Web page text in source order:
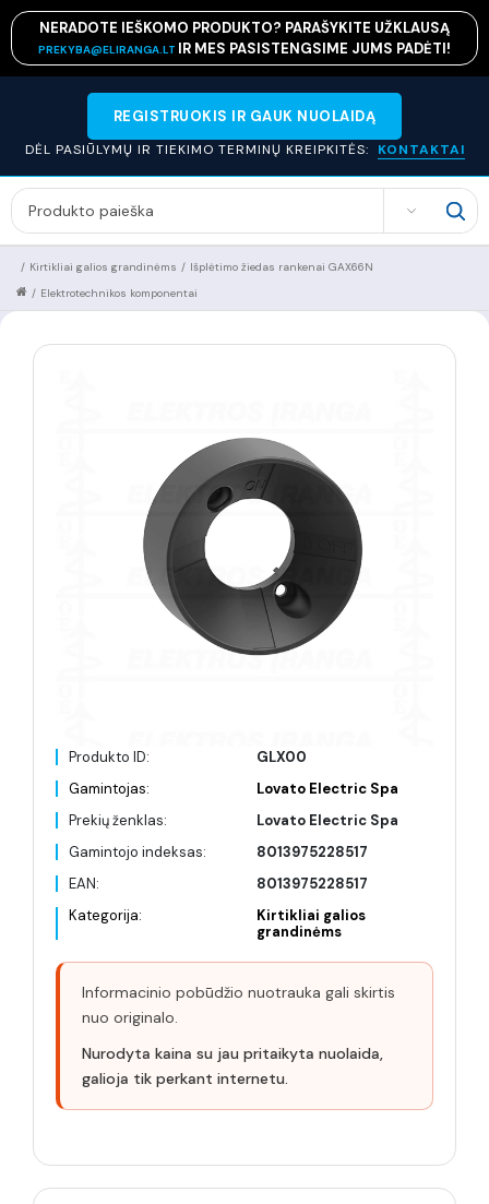
NERADOTE IEŠKOMO PRODUKTO? PARAŠYKITE UŽKLAUSĄ
PREKYBA@ELIRANGA.LT IR MES PASISTENGSIME JUMS PADĖTI!
REGISTRUOKIS IR GAUK NUOLAIDĄ
DĖL PASIŪLYMŲ IR TIEKIMO TERMINŲ KREIPKITĖS: KONTAKTAI
SEARCH
Išplėtimo žiedas rankenai GAX66N
/
Kirtikliai galios grandinėms
/
Elektrotechnikos komponentai
/
Produkto ID:
GLX00
Gamintojas:
Lovato Electric Spa
Prekių ženklas:
Lovato Electric Spa
Gamintojo indeksas:
8013975228517
EAN:
8013975228517
Kategorija:
Kirtikliai galios
grandinėms
Informacinio pobūdžio nuotrauka gali skirtis
nuo originalo.
Nurodyta kaina su jau pritaikyta nuolaida,
galioja tik perkant internetu.